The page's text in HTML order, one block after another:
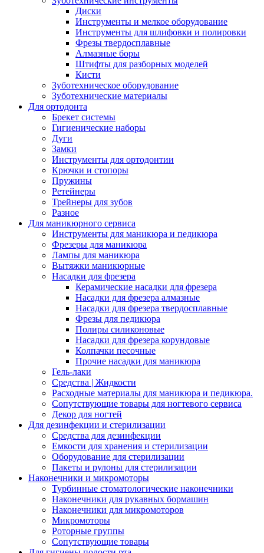
Диски
Инструменты и мелкое оборудование
Инструменты для шлифовки и полировки
Фрезы твердосплавные
Алмазные боры
Штифты для разборных моделей
Кисти
Зуботехническое оборудование
Зуботехнические материалы
Для ортодонта
Брекет системы
Гигиенические наборы
Дуги
Замки
Инструменты для ортодонтии
Крючки и стопоры
Пружины
Ретейнеры
Трейнеры для зубов
Разное
Для маникюрного сервиса
Инструменты для маникюра и педикюра
Фрезеры для маникюра
Лампы для маникюра
Вытяжки маникюрные
Насадки для фрезера
Керамические насадки для фрезера
Насадки для фрезера алмазные
Насадки для фрезера твердосплавные
Фрезы для педикюра
Полиры силиконовые
Насадки для фрезера корундовые
Колпачки песочные
Прочие насадки для маникюра
Гель-лаки
Средства | Жидкости
Расходные материалы для маникюра и педикюра.
Сопутствующие товары для ногтевого сервиса
Декор для ногтей
Для дезинфекции и стерилизации
Средства для дезинфекции
Емкости для хранения и стерилизации
Оборудование для стерилизации
Пакеты и рулоны для стерилизации
Наконечники и микромоторы
Турбинные стоматологические наконечники
Наконечники для рукавных бормашин
Наконечники для микромоторов
Микромоторы
Роторные группы
Сопутствующие товары